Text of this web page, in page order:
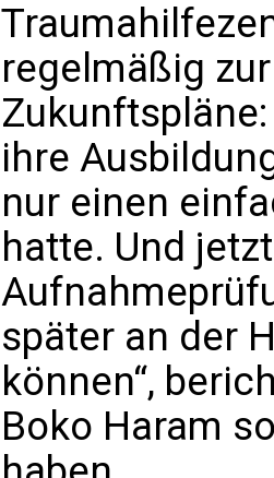
regelmäßig
ihre
nur einen
hatte. Und
später an der
können“,
Boko Haram